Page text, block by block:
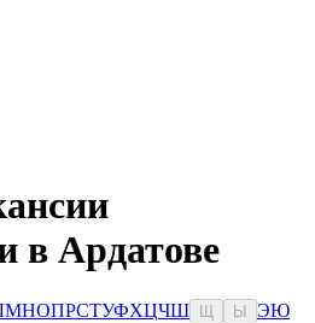
в Ардатове
МНОПРСТУФХЦЧШ Ы ЭЮ